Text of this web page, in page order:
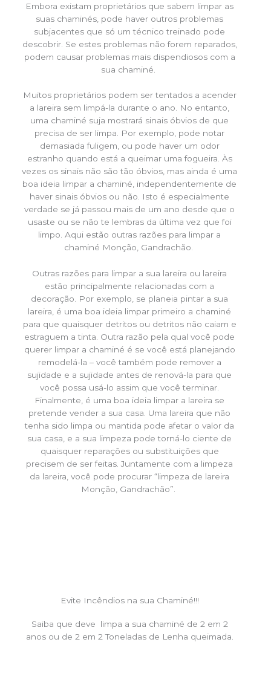
Embora existam proprietários que sabem limpar as
suas chaminés, pode haver outros problemas
subjacentes que só um técnico treinado pode
descobrir. Se estes problemas não forem reparados,
podem causar problemas mais dispendiosos com a
sua chaminé.
Muitos proprietários podem ser tentados a acender
a lareira sem limpá-la durante o ano. No entanto,
uma chaminé suja mostrará sinais óbvios de que
precisa de ser limpa. Por exemplo, pode notar
demasiada fuligem, ou pode haver um odor
estranho quando está a queimar uma fogueira. Às
vezes os sinais não são tão óbvios, mas ainda é uma
boa ideia limpar a chaminé, independentemente de
haver sinais óbvios ou não. Isto é especialmente
verdade se já passou mais de um ano desde que o
usaste ou se não te lembras da última vez que foi
limpo. Aqui estão outras razões para limpar a
chaminé Monção, Gandrachão.
Outras razões para limpar a sua lareira ou lareira
estão principalmente relacionadas com a
decoração. Por exemplo, se planeia pintar a sua
lareira, é uma boa ideia limpar primeiro a chaminé
para que quaisquer detritos ou detritos não caiam e
estraguem a tinta. Outra razão pela qual você pode
querer limpar a chaminé é se você está planejando
remodelá-la – você também pode remover a
sujidade e a sujidade antes de renová-la para que
você possa usá-lo assim que você terminar.
Finalmente, é uma boa ideia limpar a lareira se
pretende vender a sua casa. Uma lareira que não
tenha sido limpa ou mantida pode afetar o valor da
sua casa, e a sua limpeza pode torná-lo ciente de
quaisquer reparações ou substituições que
precisem de ser feitas. Juntamente com a limpeza
da lareira, você pode procurar “limpeza de lareira
Monção, Gandrachão”.
Evite Incêndios na sua Chaminé!!!
Saiba que deve limpa a sua chaminé de 2 em 2
anos ou de 2 em 2 Toneladas de Lenha queimada.